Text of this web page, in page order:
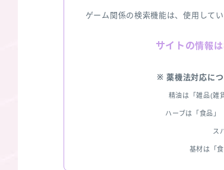
ゲーム関係の検索機能は、使用して
サイトの情報
※ 薬機法対応につ
精油は「雑品(雑
ハーブは「食品」
ス
基材は「